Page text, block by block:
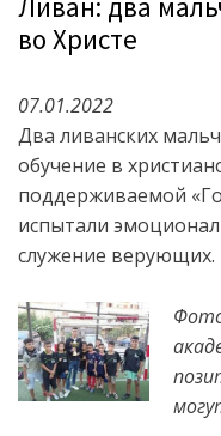
во Христе
07.01.2022
Два ливанских
обучение в
поддерживаемой
испытали
служение верующих.